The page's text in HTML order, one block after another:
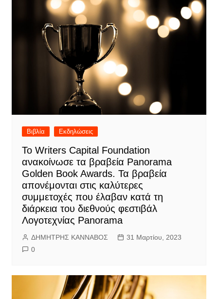
Βιβλία Εκδηλώσεις
Το Writers Capital Foundation
ανακοίνωσε τα βραβεία Panorama
Golden Book Awards. Τα βραβεία
απονέμονται στις καλύτερες
συμμετοχές που έλαβαν κατά τη
διάρκεια του διεθνούς φεστιβάλ
Λογοτεχνίας Panorama
ΔΗΜΗΤΡΗΣ ΚΑΝΝΑΒΟΣ
31 Μαρτίου, 2023
0